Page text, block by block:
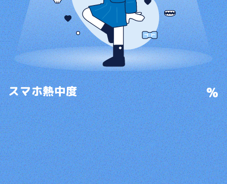
スマホ熱中度 %